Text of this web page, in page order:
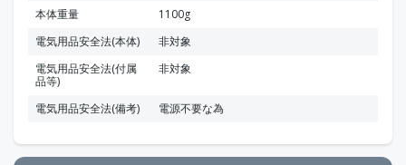
本体重量
1100g
電気用品安全法(本体)
非対象
電気用品安全法(付属
品等)
非対象
電気用品安全法(備考) 電源不要な為